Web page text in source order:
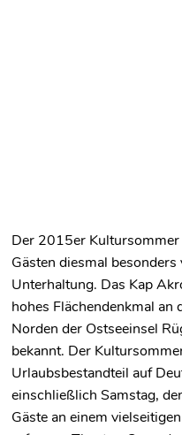
Der 2015er
Gästen diesmal
Unterhaltung. Das Kap
hohes Flächendenkmal an
Norden der Ostseeinsel
bekannt. Der
Urlaubsbestandteil auf
einschließlich Samstag,
Gäste an einem